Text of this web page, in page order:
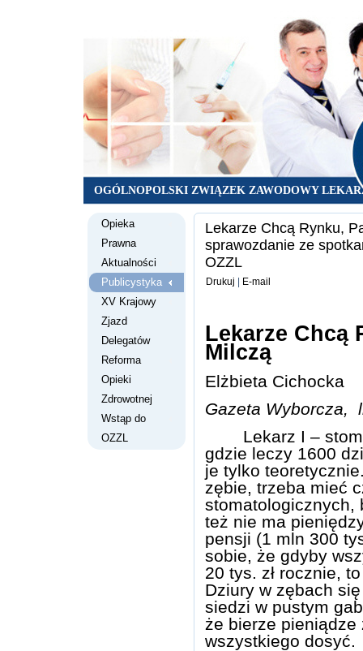
OGÓLNOPOLSKI ZWIĄZEK ZAWODOWY
Opieka
Prawna
Aktualności
Publicystyka
XV Krajowy
Zjazd
Delegatów
Reforma
Opieki
Zdrowotnej
Wstąp do
OZZL
Lekarze Chcą Rynku,
sprawozdanie ze
OZZL
Drukuj E-mail
Lekarze Chcą
Milczą
Elżbieta Cichocka
Gazeta Wyborcza,
Lekarz I –
gdzie leczy 1600
je tylko
zębie, trzeba mieć
stomatologicznych,
też nie ma
pensji (1 mln 300
sobie, że gdyby
20 tys. zł rocznie,
Dziury w zębach
siedzi w pustym
że bierze
wszystkiego dosyć.